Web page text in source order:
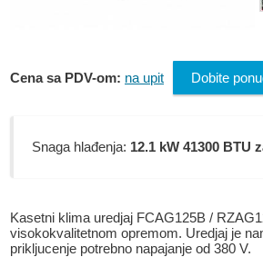
Cena sa PDV-om: na upit Dobite
Snaga hlađenja: 12.1 kW 41300 BTU
Kasetni klima uredjaj FCAG125B /
visokokvalitetnom opremom. Uredjaj je
prikljucenje potrebno napajanje od 380 V.